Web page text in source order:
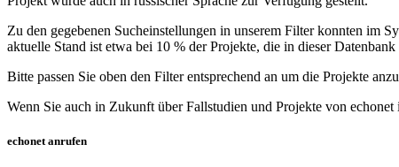
Zu den gegebenen Sucheinstellungen in unserem Filter konnten im
aktuelle Stand ist etwa bei 10 % der Projekte, die in dieser Datenbank
Bitte passen Sie oben den Filter entsprechend an um die Projekte
Wenn Sie auch in Zukunft über Fallstudien und Projekte von
echonet anrufen